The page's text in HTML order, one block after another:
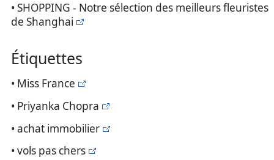
• SHOPPING - Notre sélection des meilleurs fleuristes
de Shanghai
Étiquettes
• Miss France
• Priyanka Chopra
• achat immobilier
• vols pas chers